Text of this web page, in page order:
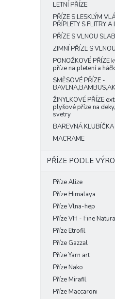
LETNÍ PŘÍZE
PŘÍZE S LESKLÝM
PŘÍPLETY S FLITRY A
PŘÍZE S VLNOU
ZIMNÍ PŘÍZE S VLNOU
PONOŽKOVÉ PŘÍZE
příze na pletení a
SMĚSOVÉ PŘÍZE -
ŽINYLKOVÉ PŘÍZE
plyšové příze na
svetry
BAREVNÁ
MACRAME
PŘÍZE PODLE
Příze Alize
Příze Himalaya
Příze Vlna-hep
Příze VH - Fine
Příze Etrofil
Příze Gazzal
Příze Yarn art
Příze Nako
Příze Mirafil
Příze Maccaroni